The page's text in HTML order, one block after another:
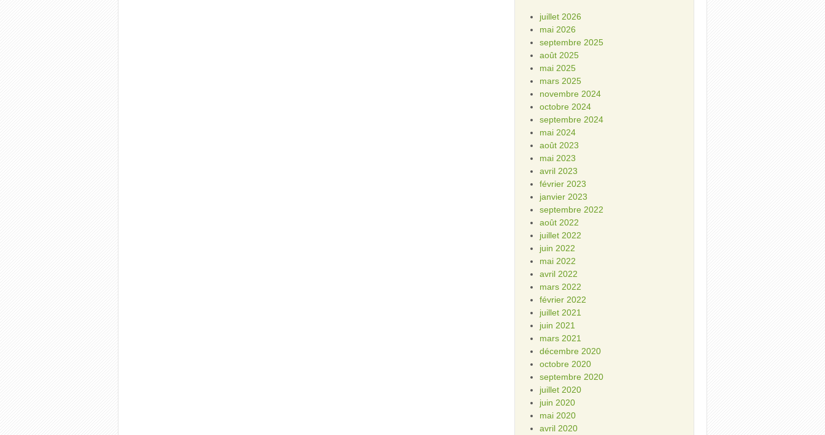
juillet 2026
mai 2026
septembre 2025
août 2025
mai 2025
mars 2025
novembre 2024
octobre 2024
septembre 2024
mai 2024
août 2023
mai 2023
avril 2023
février 2023
janvier 2023
septembre 2022
août 2022
juillet 2022
juin 2022
mai 2022
avril 2022
mars 2022
février 2022
juillet 2021
juin 2021
mars 2021
décembre 2020
octobre 2020
septembre 2020
juillet 2020
juin 2020
mai 2020
avril 2020